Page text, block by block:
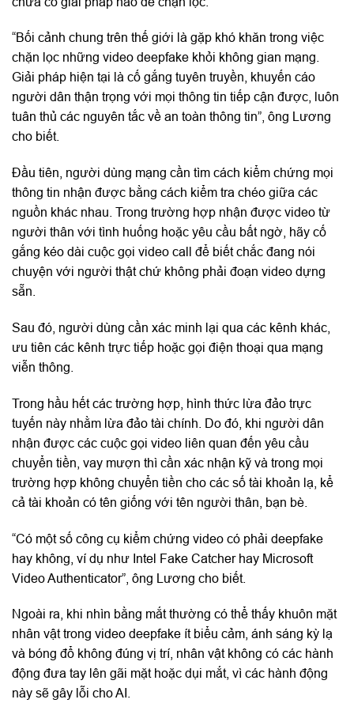
“Bối cảnh chung trên thế giới là gặp khó khăn trong việc
chặn lọc những video deepfake khỏi không gian mạng.
Giải pháp hiện tại là cố gắng tuyên truyền, khuyến cáo
người dân thận trọng với mọi thông tin tiếp cận được, luôn
tuân thủ các nguyên tắc về an toàn thông tin”, ông Lương
cho biết.
Đầu tiên, người dùng mạng cần tìm cách kiểm chứng mọi
thông tin nhận được bằng cách kiểm tra chéo giữa các
nguồn khác nhau. Trong trường hợp nhận được video từ
người thân với tình huống hoặc yêu cầu bất ngờ, hãy cố
gắng kéo dài cuộc gọi video call để biết chắc đang nói
chuyện với người thật chứ không phải đoạn video dựng
sẵn.
Sau đó, người dùng cần xác minh lại qua các kênh khác,
ưu tiên các kênh trực tiếp hoặc gọi điện thoại qua mạng
viễn thông.
Trong hầu hết các trường hợp, hình thức lừa đảo trực
tuyến này nhằm lừa đảo tài chính. Do đó, khi người dân
nhận được các cuộc gọi video liên quan đến yêu cầu
chuyển tiền, vay mượn thì cần xác nhận kỹ và trong mọi
trường hợp không chuyển tiền cho các số tài khoản lạ, kể
cả tài khoản có tên giống với tên người thân, bạn bè.
“Có một số công cụ kiểm chứng video có phải deepfake
hay không, ví dụ như Intel Fake Catcher hay Microsoft
Video Authenticator”, ông Lương cho biết.
Ngoài ra, khi nhìn bằng mắt thường có thể thấy khuôn mặt
nhân vật trong video deepfake ít biểu cảm, ánh sáng kỳ lạ
và bóng đổ không đúng vị trí, nhân vật không có các hành
động đưa tay lên gãi mặt hoặc dụi mắt, vì các hành động
này sẽ gây lỗi cho AI.